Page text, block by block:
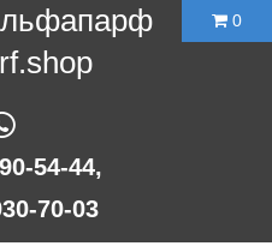
54-44,
70-03
0